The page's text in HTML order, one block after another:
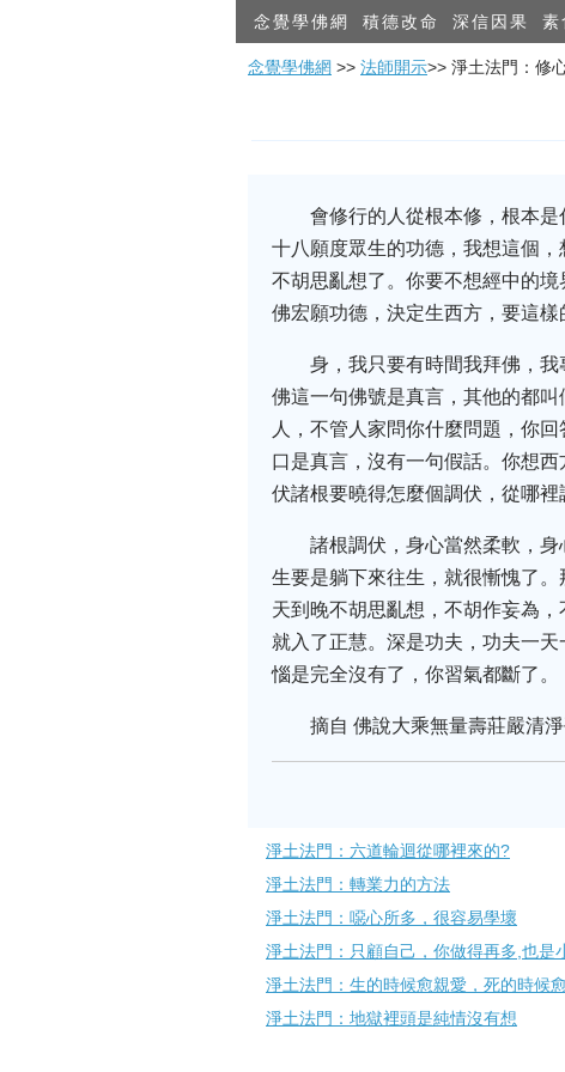
念覺學佛網 積德改命 深信因果 素
念覺學佛網 >> 法師開示>> 淨土法門：修
會修行的人從根本修，根本
十八願度眾生的功德，我想這個
不胡思亂想了。你要不想經中的
佛宏願功德，決定生西方，要這樣
身，我只要有時間我拜佛，
佛這一句佛號是真言，其他的都
人，不管人家問你什麼問題，你
口是真言，沒有一句假話。你想
伏諸根要曉得怎麼個調伏，從哪裡
諸根調伏，身心當然柔軟，
生要是躺下來往生，就很慚愧了
天到晚不胡思亂想，不胡作妄為
就入了正慧。深是功夫，功夫一
惱是完全沒有了，你習氣都斷了。
摘自 佛說大乘無量壽莊嚴清
淨土法門：六道輪迴從哪裡來的?
淨土法門：轉業力的方法
淨土法門：噁心所多，很容易學壞
淨土法門：只顧自己，你做得再多,也是
淨土法門：生的時候愈親愛，死的時候
淨土法門：地獄裡頭是純情沒有想